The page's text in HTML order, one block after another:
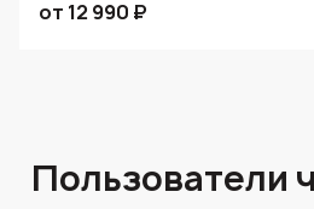
от 12 990 ₽
Пользователи